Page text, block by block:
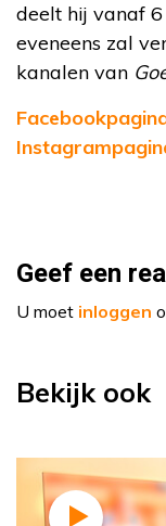
deelt hij vanaf
eveneens zal
kanalen van
Geef een
U moet inloggen
Bekijk ook